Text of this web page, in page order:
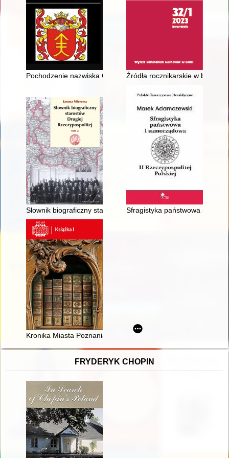
Pochodzenie nazwiska Czyż Źródła rocznikarskie w
Słownik biograficzny starostów Drugiej Rzeczypospolitej. T. 2
Sfragistyka państwowa i
Kronika Miasta Poznania. 2023, [nr] 1,
FRYDERYK CHOPIN